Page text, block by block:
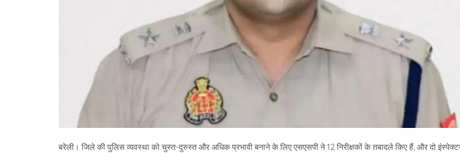
बरेली। जिले की पुलिस व्यवस्था को चुस्त-दुरुस्त और अधिक प्रभावी बनाने के लिए एसएसपी ने 12 निरीक्षकों के तबादले किए हैं, और दो